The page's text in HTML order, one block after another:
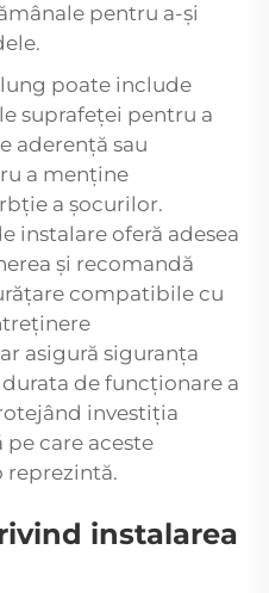
pentru a-și
poate include
suprafeței pentru a
aderență sau
a menține
a șocurilor.
instalare oferă adesea
și recomandă
compatibile cu
asigură siguranța
de funcționare a
investiția
care aceste
reprezintă.
instalarea